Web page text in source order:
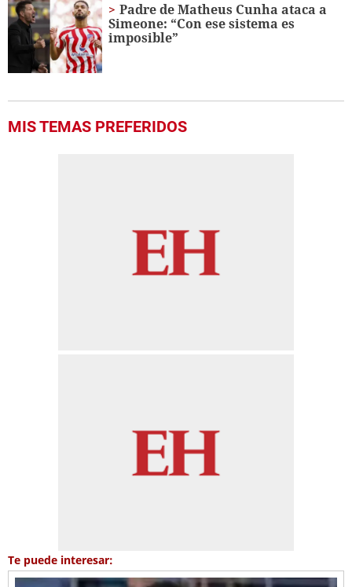
Padre de Matheus Cunha ataca a
Simeone: “Con ese sistema es
imposible”
MIS TEMAS PREFERIDOS
Te puede interesar: